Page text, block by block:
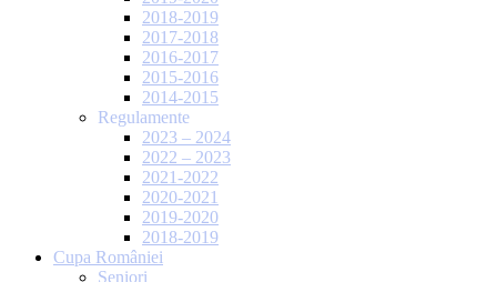
2018-2019
2017-2018
2016-2017
2015-2016
2014-2015
Regulamente
2023 – 2024
2022 – 2023
2021-2022
2020-2021
2019-2020
2018-2019
Cupa României
Seniori